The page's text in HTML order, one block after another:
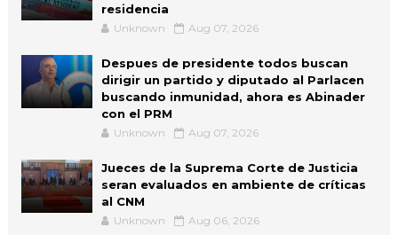
residencia
Unknown Aug 07, 2026
Despues de presidente todos buscan
dirigir un partido y diputado al Parlacen
buscando inmunidad, ahora es Abinader
con el PRM
Unknown Aug 07, 2026
Jueces de la Suprema Corte de Justicia
seran evaluados en ambiente de críticas
al CNM
Unknown Aug 06, 2026